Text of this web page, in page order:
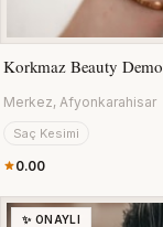
Korkmaz Beauty Demo
Merkez, Afyonkarahisar
Saç Kesimi
0.00
✨ ONAYLI